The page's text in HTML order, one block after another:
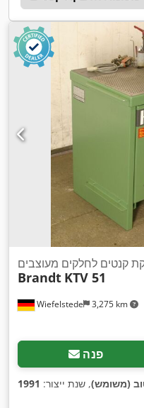
Wiefelstede 3,275 km
קנטים לחלקים מעוצבים
Brandt KTV 51
פנה
(משומש), שנת ייצור: 1991